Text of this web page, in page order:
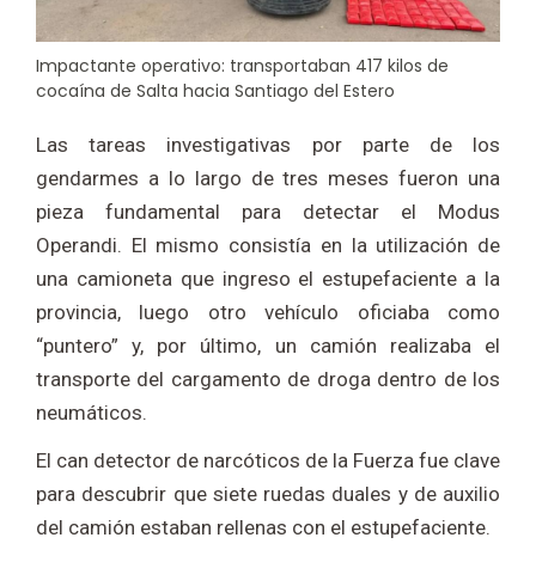
Impactante operativo: transportaban 417 kilos de
cocaína de Salta hacia Santiago del Estero
Las tareas investigativas por parte de los
gendarmes a lo largo de tres meses fueron una
pieza fundamental para detectar el Modus
Operandi. El mismo consistía en la utilización de
una camioneta que ingreso el estupefaciente a la
provincia, luego otro vehículo oficiaba como
“puntero” y, por último, un camión realizaba el
transporte del cargamento de droga dentro de los
neumáticos.
El can detector de narcóticos de la Fuerza fue clave
para descubrir que siete ruedas duales y de auxilio
del camión estaban rellenas con el estupefaciente.